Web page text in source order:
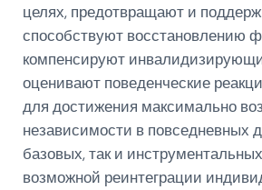
целях, предотвращают и
способствуют восстановлению
компенсируют
оценивают поведенческие
для достижения максимально
независимости в повседневных
базовых, так и
возможной реинтеграции